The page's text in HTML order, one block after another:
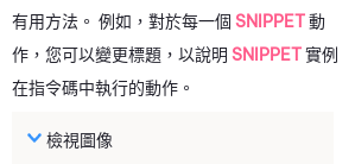
有用方法。 例如，對於每一個 SNIPPET動
作，您可以變更標題，以說明 SNIPPET實例
在指令碼中執行的動作。
檢視圖像